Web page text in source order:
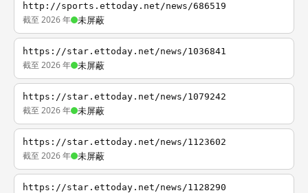
http://sports.ettoday.net/news/686519
截至 2026 年 未屏蔽
https://star.ettoday.net/news/1036841
截至 2026 年 未屏蔽
https://star.ettoday.net/news/1079242
截至 2026 年 未屏蔽
https://star.ettoday.net/news/1123602
截至 2026 年 未屏蔽
https://star.ettoday.net/news/1128290